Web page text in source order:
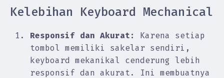
Kelebihan Keyboard Mechanical
Responsif dan Akurat:
Karena setiap
tombol memiliki sakelar sendiri,
keyboard mekanikal cenderung lebih
responsif dan akurat. Ini membuatnya